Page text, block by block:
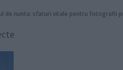
de nunta: sfaturi vitale pentru fotografii